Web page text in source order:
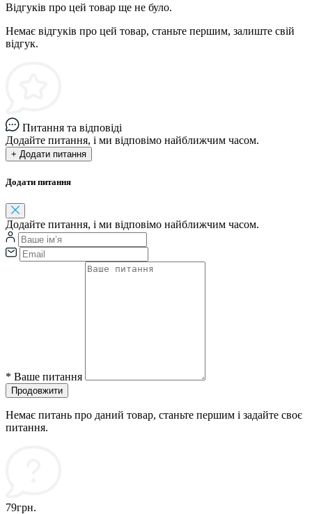
Відгуків про цей товар ще не було.
Немає відгуків про цей товар, станьте першим, залиште свій
відгук.
Питання та відповіді
Додайте питання, і ми відповімо найближчим часом.
+ Додати питання
Додати питання
Додайте питання, і ми відповімо найближчим часом.
* Ваше питання
Продовжити
Немає питань про даний товар, станьте першим і задайте своє
питання.
79грн.